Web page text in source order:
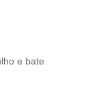
e bate